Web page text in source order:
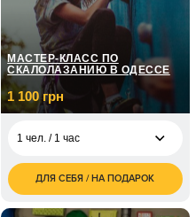
МАСТЕР-КЛАСС ПО
СКАЛОЛАЗАНИЮ В ОДЕССЕ
1 100 грн
1 чел. / 1 час
1 100
грн
ДЛЯ СЕБЯ / НА ПОДАРОК